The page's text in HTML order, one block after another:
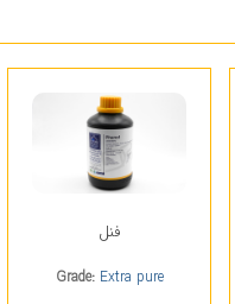
فنل
Grade: Extra pure